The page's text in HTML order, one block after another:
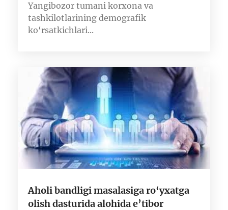
Yangibozor tumani korxona va
tashkilotlarining demografik
ko‘rsatkichlari...
Aholi bandligi masalasiga ro‘yxatga
olish dasturida alohida e’tibor